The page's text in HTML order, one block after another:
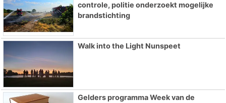
controle, politie onderzoekt mogelijke
brandstichting
Walk into the Light Nunspeet
Gelders programma Week van de